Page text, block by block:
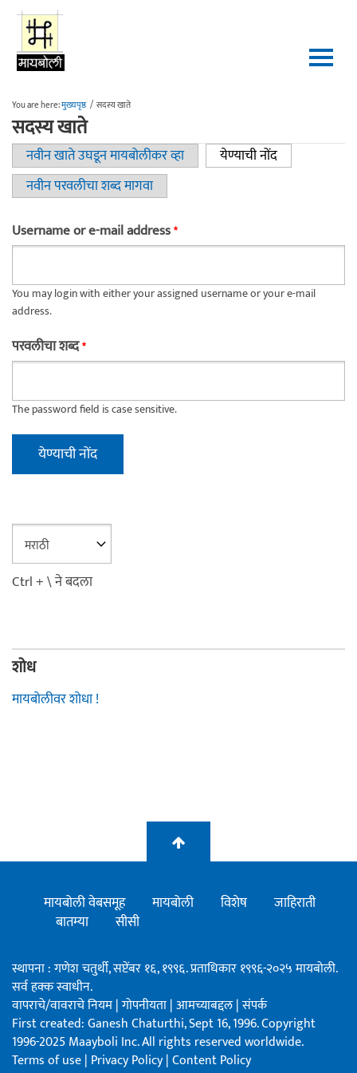
Skip to main content
You are here:मुख्यपृष्ठ / सदस्य खाते
सदस्य खाते
Primary tabs
नवीन खाते उघडून मायबोलीकर व्हा येण्याची नोंद(active tab)
नवीन परवलीचा शब्द मागवा
Username or e-mail address*
You may login with either your assigned username or your e-mail
address.
परवलीचा शब्द*
The password field is case sensitive.
Ctrl + \ ने बदला
शोध
मायबोलीवर शोधा !
मायबोली वेबसमूह मायबोली विशेष
जाहिराती
बातम्या
सीसी
स्थापना : गणेश चतुर्थी, सप्टेंबर १६, १९९६. प्रताधिकार १९९६-२०२५ मायबोली.
सर्व हक्क स्वाधीन.
वापराचे/वावराचे नियम|गोपनीयता|आमच्याबद्दल|संपर्क
First created: Ganesh Chaturthi, Sept 16, 1996. Copyright
1996-2025 Maayboli Inc. All rights reserved worldwide.
Terms of use| Privacy Policy|Content Policy